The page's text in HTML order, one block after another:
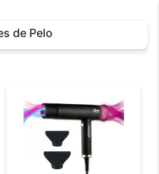
de Pelo